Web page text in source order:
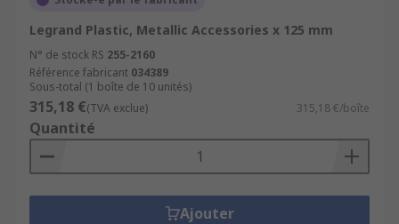
Legrand Plastic, Metallic Accessories x 125 mm
N° de stock RS 255-2160
Référence fabricant 034389
Sous-total (1 boîte de 10 unités)
315,18 €(TVA exclue) 315,18 €/boîte
Quantité
Ajouter